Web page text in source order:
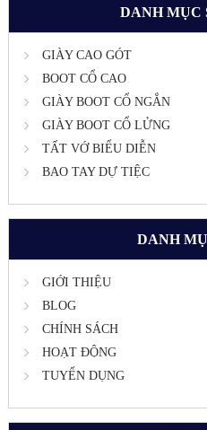
DANH MỤC
GIÀY CAO GÓT
BOOT CỔ CAO
GIÀY BOOT CỔ NGẮN
GIÀY BOOT CỔ LỬNG
TẤT VỚ BIỂU DIỄN
BAO TAY DỰ TIỆC
DANH
GIỚI THIỆU
BLOG
CHÍNH SÁCH
HOẠT ĐỘNG
TUYỂN DỤNG